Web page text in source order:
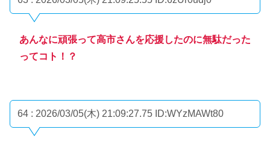
あんなに頑張って高市さんを応援したのに無駄だった
ってコト！？
64 : 2026/03/05(木) 21:09:27.75 ID:WYzMAWt80